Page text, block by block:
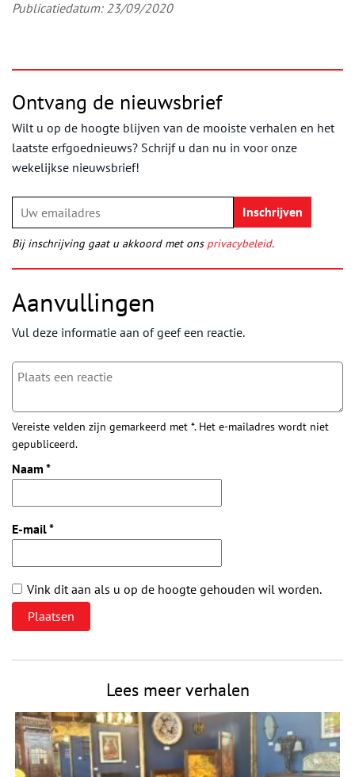
Publicatiedatum: 23/09/2020
Ontvang de nieuwsbrief
Wilt u op de hoogte blijven van de mooiste verhalen en het
laatste erfgoednieuws? Schrijf u dan nu in voor onze
wekelijkse nieuwsbrief!
Bij inschrijving gaat u akkoord met ons privacybeleid.
Aanvullingen
Vul deze informatie aan of geef een reactie.
Vereiste velden zijn gemarkeerd met *. Het e-mailadres wordt niet
gepubliceerd.
Naam *
E-mail*
Vink dit aan als u op de hoogte gehouden wil worden.
Lees meer verhalen